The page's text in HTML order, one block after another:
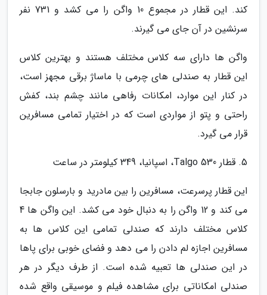
کند. این قطار در مجموع 10 واگن را می کشد و 731 نفر
سرنشین در آن جای می گیرند.
واگن ها دارای سه کلاس مختلف هستند و بهترین کلاس
این قطار به صندلی های چرمی با ماساژ برقی مجهز است،
در کنار این موارد، امکانات رفاهی مانند چشم بند، کفش
راحتی و پتو از مواردی است که در اختیار تمامی مسافرین
قرار می گیرد.
5. قطار Talgo 530، اسپانیا، 349 کیلومتر در ساعت
این قطار پرسرعت، مسافرین را بین مادرید و بارسلون جابجا
می کند و 12 واگن را به دنبال خود می کشد. این واگن ها 4
کلاس مختلف دارند که صندلی تمامی این کلاس ها به
مسافرین اجازه لم دادن را می دهد و فضای خوبی برای پاها
در این صندلی ها تعبیه شده است. از طرف دیگر در هر
صندلی امکاناتی برای مشاهده فیلم و موسیقی واقع شده